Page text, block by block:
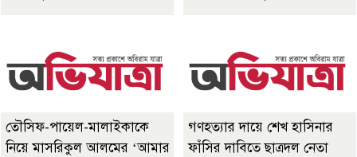
তৌসিফ-পায়েল-মালাইকাকে
নিয়ে মাসরিকুল আলমের ‘আমার
গণহত্যার দায়ে শেখ হাসিনার
ফাঁসির দাবিতে ছাত্রদল নেতা